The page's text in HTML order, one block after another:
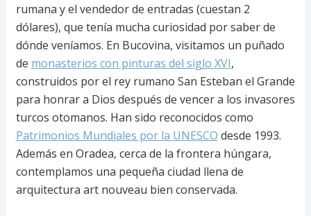
rumana y el vendedor de entradas (cuestan 2
dólares), que tenía mucha curiosidad por saber de
dónde veníamos. En Bucovina, visitamos un puñado
de monasterios con pinturas del siglo XVI,
construidos por el rey rumano San Esteban el Grande
para honrar a Dios después de vencer a los invasores
turcos otomanos. Han sido reconocidos como
Patrimonios Mundiales por la UNESCO desde 1993.
Además en Oradea, cerca de la frontera húngara,
contemplamos una pequeña ciudad llena de
arquitectura art nouveau bien conservada.